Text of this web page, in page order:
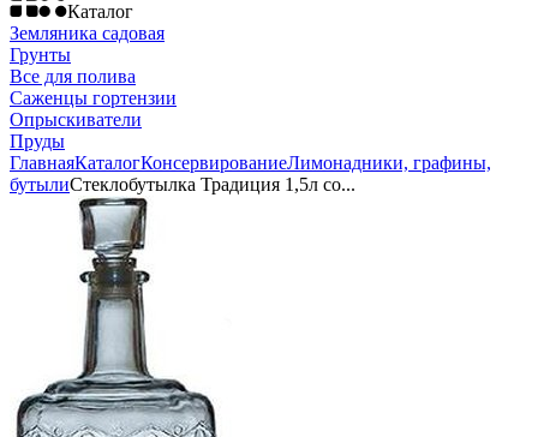
Каталог
Земляника садовая
Грунты
Все для полива
Саженцы гортензии
Опрыскиватели
Пруды
ГлавнаяКаталогКонсервированиеЛимонадники, графины,
бутылиСтеклобутылка Традиция 1,5л со...